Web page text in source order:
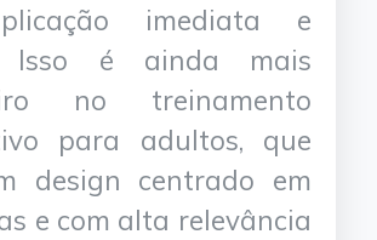
imediata e
Isso é ainda mais
no treinamento
para adultos, que
design centrado em
e com alta relevância